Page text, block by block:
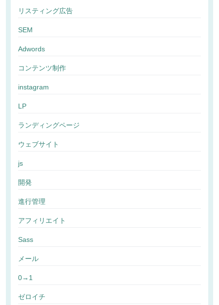
リスティング広告
SEM
Adwords
コンテンツ制作
instagram
LP
ランディングページ
ウェブサイト
js
開発
進行管理
アフィリエイト
Sass
メール
0→1
ゼロイチ